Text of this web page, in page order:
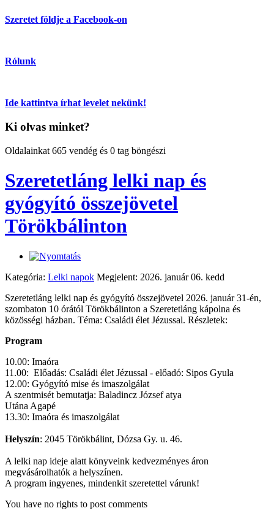
Szeretet földje a Facebook-on
Rólunk
Ide kattintva írhat levelet nekünk!
Ki olvas minket?
Oldalainkat 665 vendég és 0 tag böngészi
Szeretetláng lelki nap és
gyógyító összejövetel
Törökbálinton
Kategória: Lelki napok Megjelent: 2026. január 06. kedd
Szeretetláng lelki nap és gyógyító összejövetel 2026. január 31-én,
szombaton 10 órától Törökbálinton a Szeretetláng kápolna és
közösségi házban. Téma: Családi élet Jézussal. Részletek:
Program
10.00: Imaóra
11.00: Előadás: Családi élet Jézussal - előadó: Sipos Gyula
12.00: Gyógyító mise és imaszolgálat
A szentmisét bemutatja: Baladincz József atya
Utána Agapé
13.30: Imaóra és imaszolgálat
Helyszín: 2045 Törökbálint, Dózsa Gy. u. 46.
A lelki nap ideje alatt könyveink kedvezményes áron
megvásárolhatók a helyszínen.
A program ingyenes, mindenkit szeretettel várunk!
You have no rights to post comments